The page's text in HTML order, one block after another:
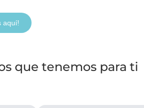
aquí!
que tenemos para ti